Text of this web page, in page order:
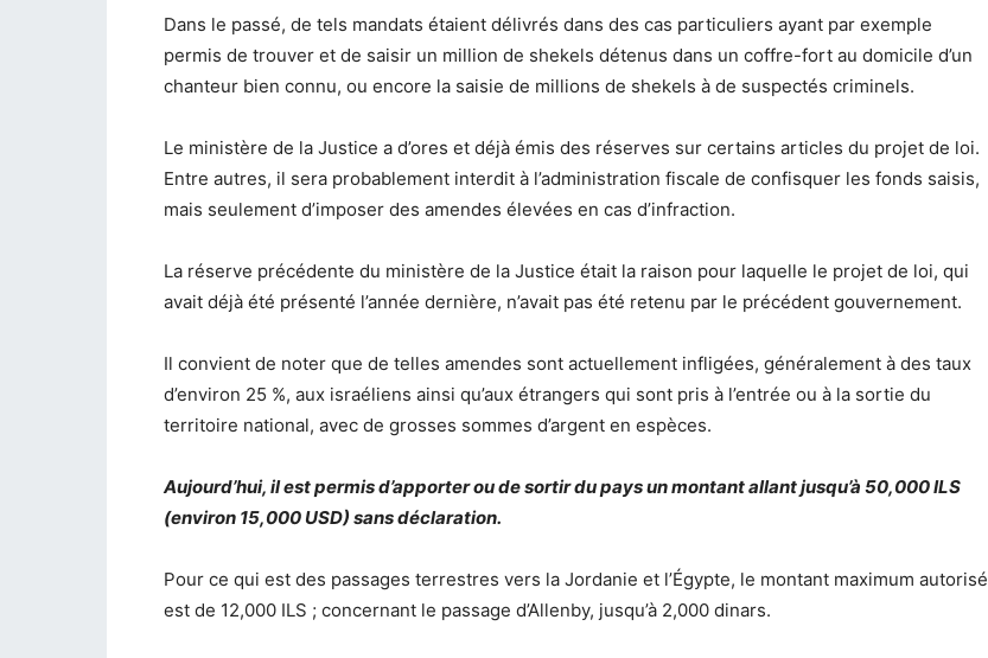
Dans le passé, de tels mandats étaient délivrés dans des cas particuliers ayant par exemple
permis de trouver et de saisir un million de shekels détenus dans un coffre-fort au domicile d’un
chanteur bien connu, ou encore la saisie de millions de shekels à de suspectés criminels.
Le ministère de la Justice a d’ores et déjà émis des réserves sur certains articles du projet de loi.
Entre autres, il sera probablement interdit à l’administration fiscale de confisquer les fonds saisis,
mais seulement d’imposer des amendes élevées en cas d’infraction.
La réserve précédente du ministère de la Justice était la raison pour laquelle le projet de loi, qui
avait déjà été présenté l’année dernière, n’avait pas été retenu par le précédent gouvernement.
Il convient de noter que de telles amendes sont actuellement infligées, généralement à des taux
d’environ 25 %, aux israéliens ainsi qu’aux étrangers qui sont pris à l’entrée ou à la sortie du
territoire national, avec de grosses sommes d’argent en espèces.
Aujourd’hui, il est permis d’apporter ou de sortir du pays un montant allant jusqu’à 50,000 ILS
(environ 15,000 USD) sans déclaration.
Pour ce qui est des passages terrestres vers la Jordanie et l’Égypte, le montant maximum autorisé
est de 12,000 ILS ; concernant le passage d’Allenby, jusqu’à 2,000 dinars.